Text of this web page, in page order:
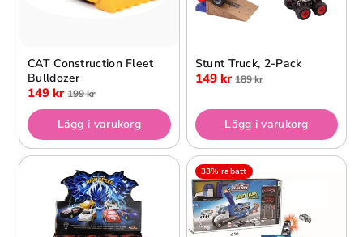
CAT Construction Fleet
Bulldozer
149 kr 199 kr
Lägg i varukorg
Stunt Truck, 2-Pack
149 kr 189 kr
Lägg i varukorg
33% rabatt